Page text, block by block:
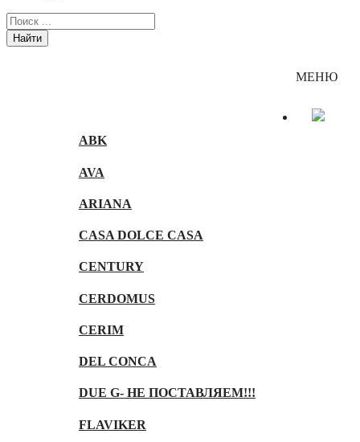
Найти
ABK
AVA
ARIANA
CASA DOLCE CASA
CENTURY
CERDOMUS
CERIM
DEL CONCA
DUE G- НЕ ПОСТАВЛЯЕМ!!!
FLAVIKER
МЕНЮ